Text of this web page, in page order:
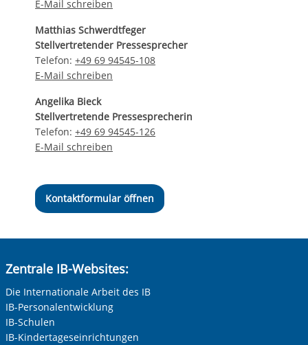
E-Mail schreiben
Matthias Schwerdtfeger
Stellvertretender Pressesprecher
Telefon:+49 69 94545-108
E-Mail schreiben
Angelika Bieck
Stellvertretende Pressesprecherin
Telefon:+49 69 94545-126
E-Mail schreiben
Kontaktformular öffnen
Zentrale IB-Websites:
Die Internationale Arbeit des IB
IB-Personalentwicklung
IB-Schulen
IB-Kindertageseinrichtungen